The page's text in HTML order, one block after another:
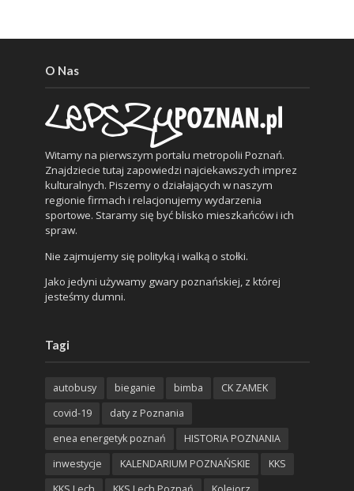
O Nas
Witamy na pierwszym portalu metropolii Poznań.
Znajdziecie tutaj zapowiedzi najciekawszych imprez
kulturalnych. Piszemy o działających w naszym
regionie firmach i relacjonujemy wydarzenia
sportowe. Staramy się być blisko mieszkańców i ich
spraw.
Nie zajmujemy się polityką i walką o stołki.
Jako jedyni używamy gwary poznańskiej, z której
jesteśmy dumni.
Tagi
autobusy bieganie bimba
CK ZAMEK
covid-19
daty z Poznania
enea energetyk poznań
HISTORIA POZNANIA
inwestycje
KALENDARIUM POZNAŃSKIE
KKS